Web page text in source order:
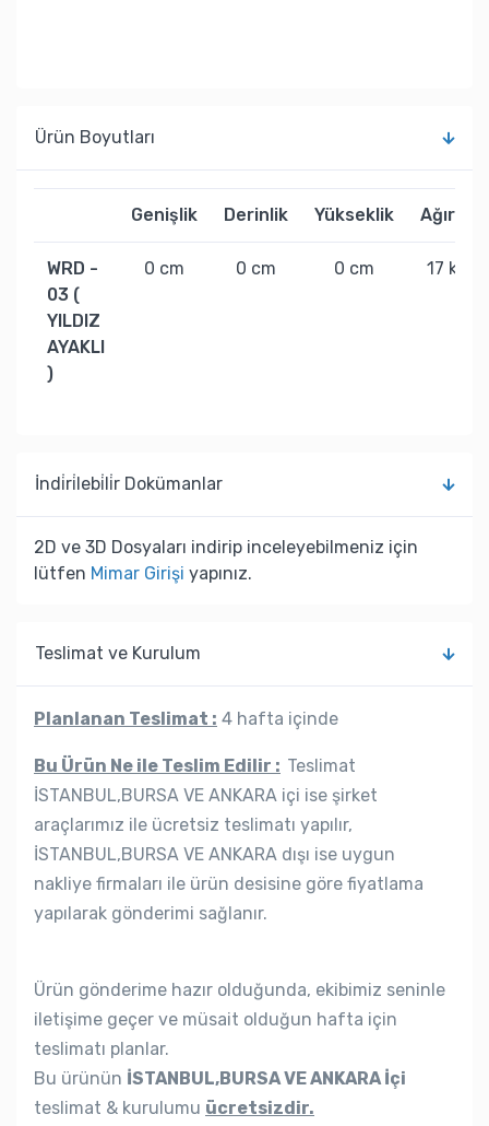
Ürün Boyutları
Genişlik Derinlik Yükseklik Ağırlık
WRD -
03 (
YILDIZ
AYAKLI
)
0 cm 0 cm 0 cm 17 kg
İndi̇ri̇lebi̇li̇r Dokümanlar
2D ve 3D Dosyaları indirip inceleyebilmeniz için
lütfen Mimar Girişi yapınız.
Teslimat ve Kurulum
Planlanan Teslimat : 4 hafta içinde
Bu Ürün Ne ile Teslim Edilir : Teslimat
İSTANBUL,BURSA VE ANKARA içi ise şirket
araçlarımız ile ücretsiz teslimatı yapılır,
İSTANBUL,BURSA VE ANKARA dışı ise uygun
nakliye firmaları ile ürün desisine göre fiyatlama
yapılarak gönderimi sağlanır.
Ürün gönderime hazır olduğunda, ekibimiz seninle
iletişime geçer ve müsait olduğun hafta için
teslimatı planlar.
Bu ürünün İSTANBUL,BURSA VE ANKARA İçi
teslimat & kurulumu ücretsizdir.